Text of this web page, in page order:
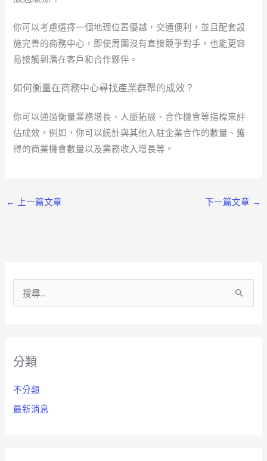
你可以考慮選擇一個地理位置優越，交通便利，並且配套設
施完善的商務中心，即使周圍沒有直接競爭對手，也能更容
易接觸到潛在客戶和合作夥伴。
如何衡量在商務中心尋找產業群聚的成效？
你可以通過衡量業務增長、人脈拓展、合作機會等指標來評
估成效。例如，你可以統計與其他入駐企業合作的數量、獲
得的商業機會數量以及業務收入增長等。
← 上一篇文章 下一篇文章 →
字
分類
不分類
最新消息